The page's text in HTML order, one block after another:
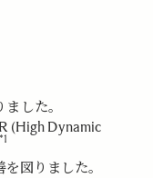
した。
(High Dynamic
*1
図りました。